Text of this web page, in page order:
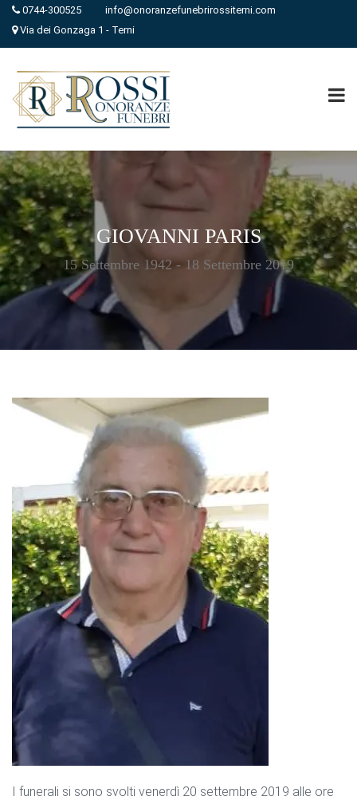
0744-300525
info@onoranzefunebrirossiterni.com
Via dei Gonzaga 1 - Terni
GIOVANNI PARIS
15 Settembre 1942 - 18 Settembre 2019
I funerali si sono svolti venerdì 20 settembre 2019 alle ore